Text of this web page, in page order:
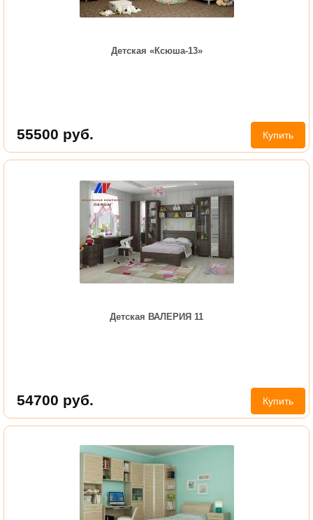
Детская «Ксюша-13»
55500 руб. Купить
Детская ВАЛЕРИЯ 11
54700 руб. Купить